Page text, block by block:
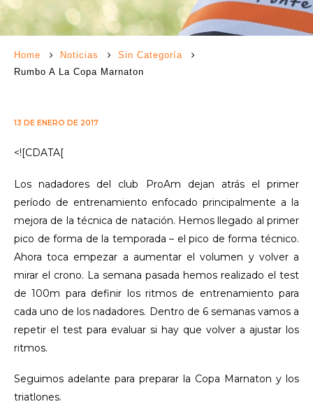
Home Noticias
Sin Categoría
Rumbo A La Copa Marnaton
13 DE ENERO DE 2017
<![CDATA[
Los nadadores del club ProAm dejan atrás el primer
período de entrenamiento enfocado principalmente a la
mejora de la técnica de natación. Hemos llegado al primer
pico de forma de la temporada – el pico de forma técnico.
Ahora toca empezar a aumentar el volumen y volver a
mirar el crono. La semana pasada hemos realizado el test
de 100m para definir los ritmos de entrenamiento para
cada uno de los nadadores. Dentro de 6 semanas vamos a
repetir el test para evaluar si hay que volver a ajustar los
ritmos.
Seguimos adelante para preparar la Copa Marnaton y los
triatlones.